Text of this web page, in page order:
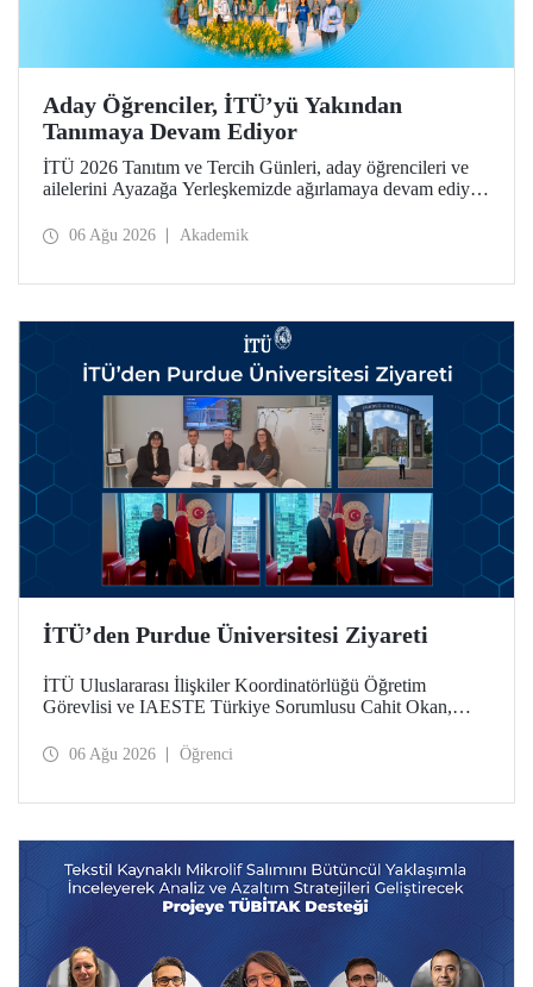
Aday Öğrenciler, İTÜ’yü Yakından
Tanımaya Devam Ediyor
İTÜ 2026 Tanıtım ve Tercih Günleri, aday öğrencileri ve
ailelerini Ayazağa Yerleşkemizde ağırlamaya devam ediyor.
ilgili fakülte ve birimler adaylara bilgi vermeye devam
06 Ağu 2026 Akademik
İTÜ’den Purdue Üniversitesi Ziyareti
İTÜ Uluslararası İlişkiler Koordinatörlüğü Öğretim
Görevlisi ve IAESTE Türkiye Sorumlusu Cahit Okan,
Temmuz tarihlerinde ABD’de dünyanın önde gelen
06 Ağu 2026 Öğrenci